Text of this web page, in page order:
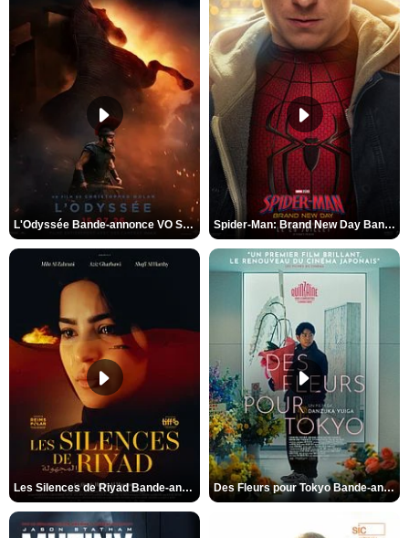
L'Odyssée Bande-annonce VO STFR Spider-Man: Brand New Day Bande-annonce VO STFR
Les Silences de Riyad Bande-annonce VO STFR Des Fleurs pour Tokyo Bande-annonce VO STFR